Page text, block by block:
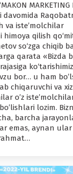
MARKETING
davomida
va iste’molchilar
qilish
so‘zga chiqib
qarata «Bizda
bor… u ham
chiqaruvchi va
o’z
lozim.
barcha
emas, aynan ular